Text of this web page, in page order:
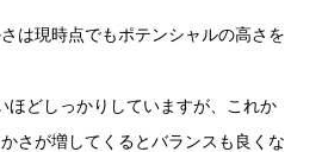
は現時点でもポテンシャルの高さを
ほどしっかりしていますが、これか
さが増してくるとバランスも良くな